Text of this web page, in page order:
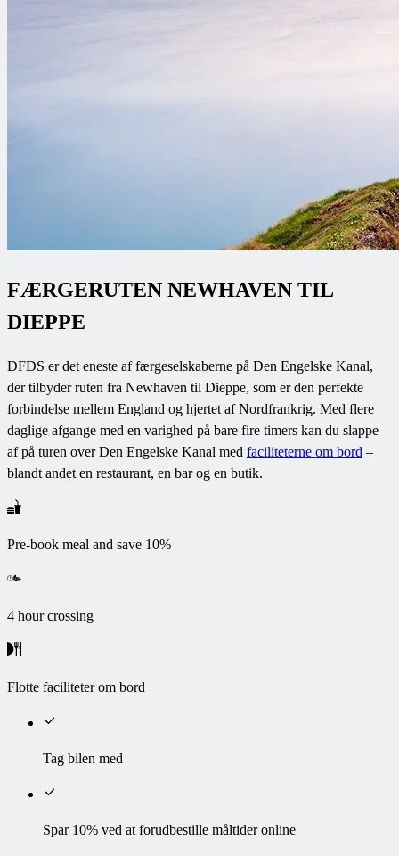
FÆRGERUTEN NEWHAVEN TIL
DIEPPE
DFDS er det eneste af færgeselskaberne på Den Engelske Kanal,
der tilbyder ruten fra Newhaven til Dieppe, som er den perfekte
forbindelse mellem England og hjertet af Nordfrankrig. Med flere
daglige afgange med en varighed på bare fire timers kan du slappe
af på turen over Den Engelske Kanal med faciliteterne om bord –
blandt andet en restaurant, en bar og en butik.
Pre-book meal and save 10%
4 hour crossing
Flotte faciliteter om bord
Tag bilen med
Spar 10% ved at forudbestille måltider online